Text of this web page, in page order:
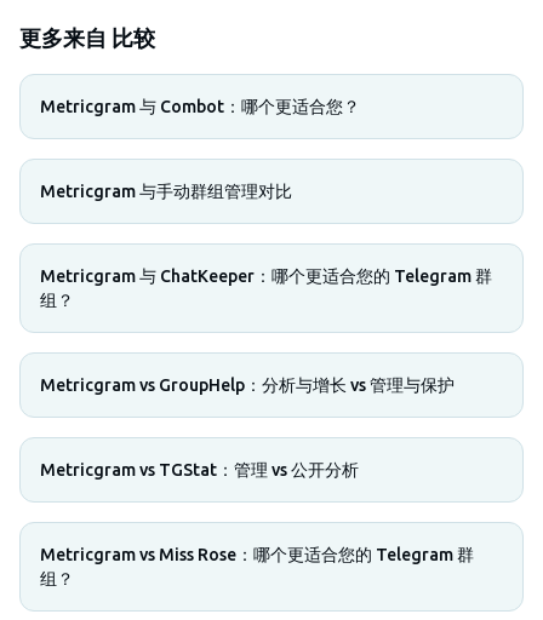
更多来自 比较
Metricgram 与 Combot：哪个更适合您？
Metricgram 与手动群组管理对比
Metricgram 与 ChatKeeper：哪个更适合您的 Telegram 群
组？
Metricgram vs GroupHelp：分析与增长 vs 管理与保护
Metricgram vs TGStat：管理 vs 公开分析
Metricgram vs Miss Rose：哪个更适合您的 Telegram 群
组？